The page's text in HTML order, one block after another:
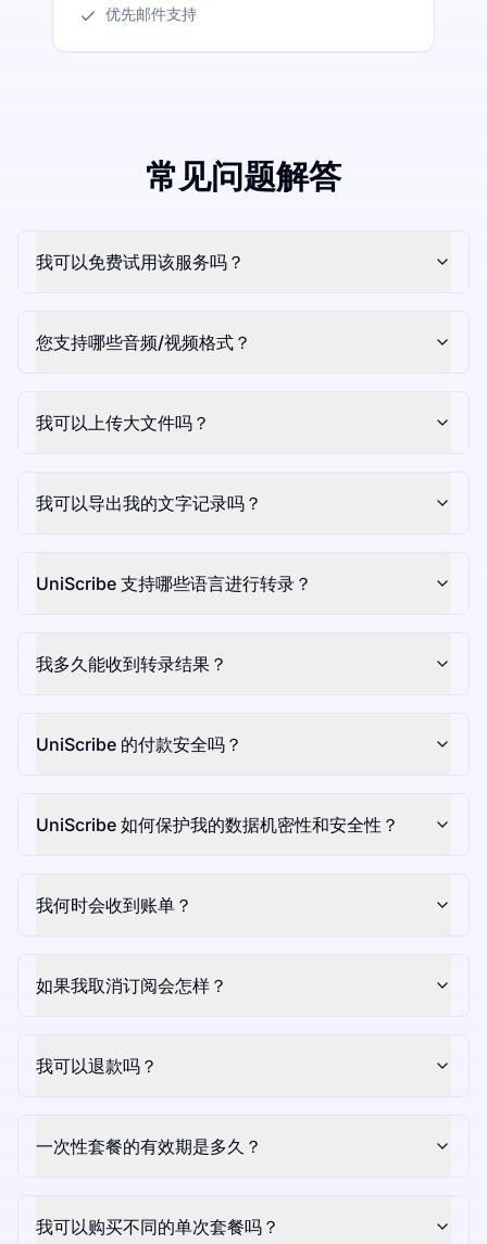
优先邮件支持
常见问题解答
我可以免费试用该服务吗？
您支持哪些音频/视频格式？
我可以上传大文件吗？
我可以导出我的文字记录吗？
UniScribe 支持哪些语言进行转录？
我多久能收到转录结果？
UniScribe 的付款安全吗？
UniScribe 如何保护我的数据机密性和安全性？
我何时会收到账单？
如果我取消订阅会怎样？
我可以退款吗？
一次性套餐的有效期是多久？
我可以购买不同的单次套餐吗？